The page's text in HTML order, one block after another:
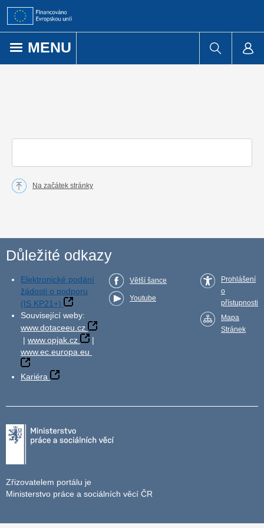
Přejít k obsahu
MENU
Na začátek stránky
Důležité odkazy
Elektronické podání
žádosti o podporu
(IS KP21+)
Související weby:
www.dotaceeu.cz
| www.opjak.cz
|
www.ec.europa.eu
Kariéra
Větší šance
Youtube
Prohlášení
o
přístupnosti
Mapa
Stránek
Zřizovatelem portálu je
Ministerstvo práce a sociálních věcí ČR